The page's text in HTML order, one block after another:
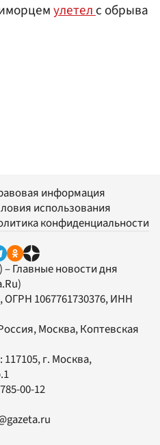
улетелс обрыва
информация
использования
конфиденциальности
– Главные новости дня
, ОГРН 1067761730376, ИНН
Москва, Коптевская
117105, г. Москва,
00-12